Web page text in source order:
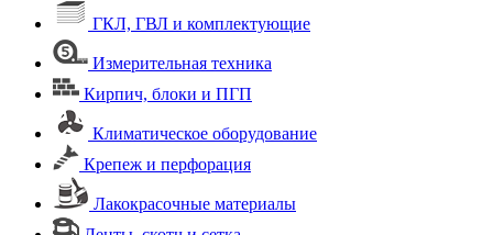
ГКЛ, ГВЛ и комплектующие
Измерительная техника
Кирпич, блоки и ПГП
Климатическое оборудование
Крепеж и перфорация
Лакокрасочные материалы